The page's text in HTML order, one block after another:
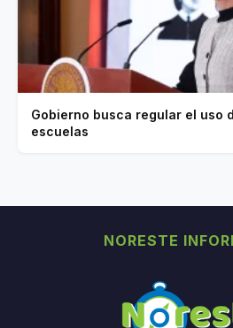
Gobierno busca regular el uso
escuelas
NORESTE